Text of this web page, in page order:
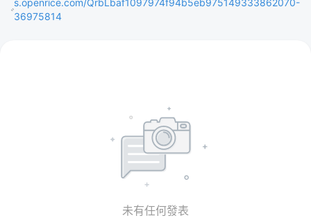
s.openrice.com/QrbLbaf1097974f94b5eb975149333862070-
36975814
未有任何發表